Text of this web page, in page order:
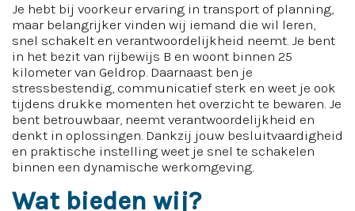
Je hebt bij voorkeur ervaring in transport of planning,
maar belangrijker vinden wij iemand die wil leren,
snel schakelt en verantwoordelijkheid neemt. Je bent
in het bezit van rijbewijs B en woont binnen 25
kilometer van Geldrop. Daarnaast ben je
stressbestendig, communicatief sterk en weet je ook
tijdens drukke momenten het overzicht te bewaren. Je
bent betrouwbaar, neemt verantwoordelijkheid en
denkt in oplossingen. Dankzij jouw besluitvaardigheid
en praktische instelling weet je snel te schakelen
binnen een dynamische werkomgeving.
Wat bieden wij?